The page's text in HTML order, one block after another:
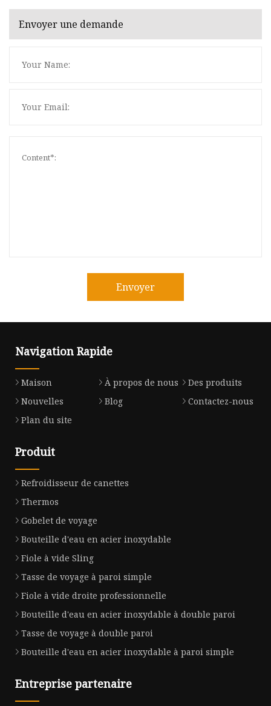
Envoyer une demande
Envoyer
Navigation Rapide
Maison À propos de nous
Des produits
Nouvelles
Blog
Contactez-nous
Plan du site
Produit
Refroidisseur de canettes
Thermos
Gobelet de voyage
Bouteille d'eau en acier inoxydable
Fiole à vide Sling
Tasse de voyage à paroi simple
Fiole à vide droite professionnelle
Bouteille d'eau en acier inoxydable à double paroi
Tasse de voyage à double paroi
Bouteille d'eau en acier inoxydable à paroi simple
Entreprise partenaire